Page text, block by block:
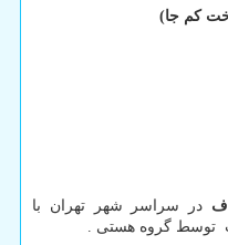
کم جا)
در سراسر شهر تهران با
توسط گروه هستی .